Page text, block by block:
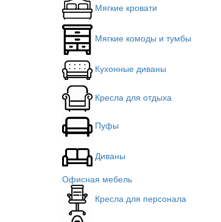
Мягкие кровати
Мягкие комоды и тумбы
Кухонные диваны
Кресла для отдыха
Пуфы
Диваны
Офисная мебель
Кресла для персонала